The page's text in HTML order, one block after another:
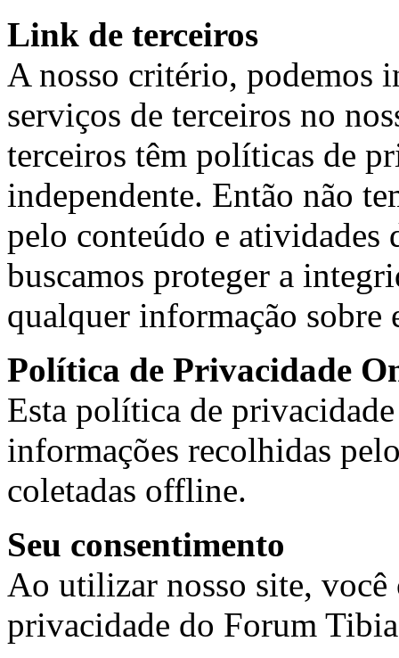
Link de terceiros
A nosso critério, podemos
serviços de terceiros no
terceiros têm políticas de
independente. Então não
pelo conteúdo e atividades
buscamos proteger a
qualquer informação sobre
Política de Privacidade
Esta política de
informações recolhidas
coletadas offline.
Seu consentimento
Ao utilizar nosso site,
privacidade do Forum